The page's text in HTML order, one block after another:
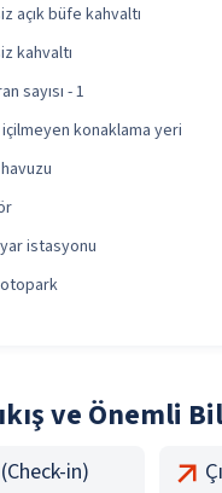
açık büfe kahvaltı
kahvaltı
sayısı - 1
konaklama yeri
istasyonu
otopark
ve Önemli
in)